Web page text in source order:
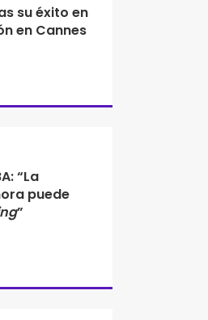
su éxito en
en Cannes
“La
puede
”